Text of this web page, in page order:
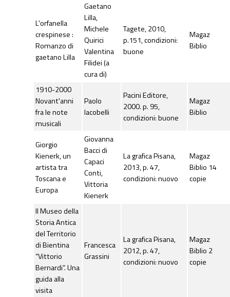
L'orfanella
crespinese :
Romanzo di
gaetano Lilla
Gaetano
Lilla,
Michele
Quirici
Valentina
Filidei (a
cura di)
Tagete, 2010,
p.151, condizioni:
buone
Magaz
Biblio
1910-2000
Novant'anni
fra le note
musicali
Paolo
Iacobelli
Pacini Editore,
2000. p. 95,
condizioni: buone
Magaz
Biblio
Giorgio
Kienerk, un
artista tra
Toscana e
Europa
Giovanna
Bacci di
Capaci
Conti,
Vittoria
Kienerk
La grafica Pisana,
2013, p. 47,
condizioni: nuovo
Magaz
Biblio 14
copie
Il Museo della
Storia Antica
del Territorio
di Bientina
“Vittorio
Bernardi”. Una
guida alla
visita
Francesca
Grassini
La grafica Pisana,
2012, p. 47,
condizioni: nuovo
Magaz
Biblio 2
copie